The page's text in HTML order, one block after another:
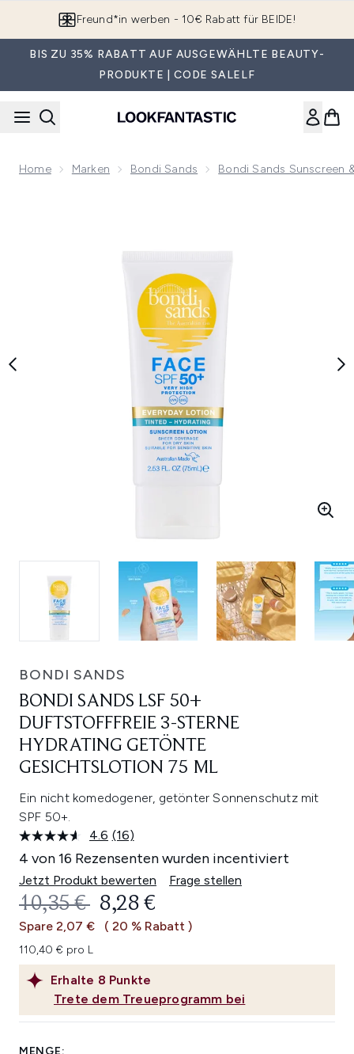
App downloaden & Extra-Rabatte erhalten*
BIS ZU 35% RABATT AUF AUSGEWÄHLTE BEAUTY-
PRODUKTE | CODE SALELF
Home Marken Bondi Sands Bondi Sands Sunscreen
BONDI SANDS
BONDI SANDS LSF 50+
DUFTSTOFFFREIE 3-STERNE
HYDRATING GETÖNTE
GESICHTSLOTION 75 ML
Ein nicht komedogener, getönter Sonnenschutz mit
SPF 50+.
4.6 16
Bewertungen
lesen.
Link
auf
derselben
Seite.
(16)
4 von 16 Rezensenten wurden incentiviert
Jetzt Produkt bewerten Frage stellen
Erhalte 8 Punkte
Trete dem Treueprogramm bei
UNVERBINDLICHE
10,35 € AKTUELLER PREIS:
8,28 €
Spare 2,07 € ( 20 % Rabatt )
110,40 € pro L